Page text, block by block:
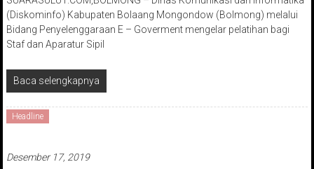
(Diskominfo) Kabupaten Bolaang Mongondow (Bolmong) melalui
Bidang Penyelenggaraan E – Goverment mengelar pelatihan bagi
Staf dan Aparatur Sipil
Baca selengkapnya
Headline
Desember 17, 2019